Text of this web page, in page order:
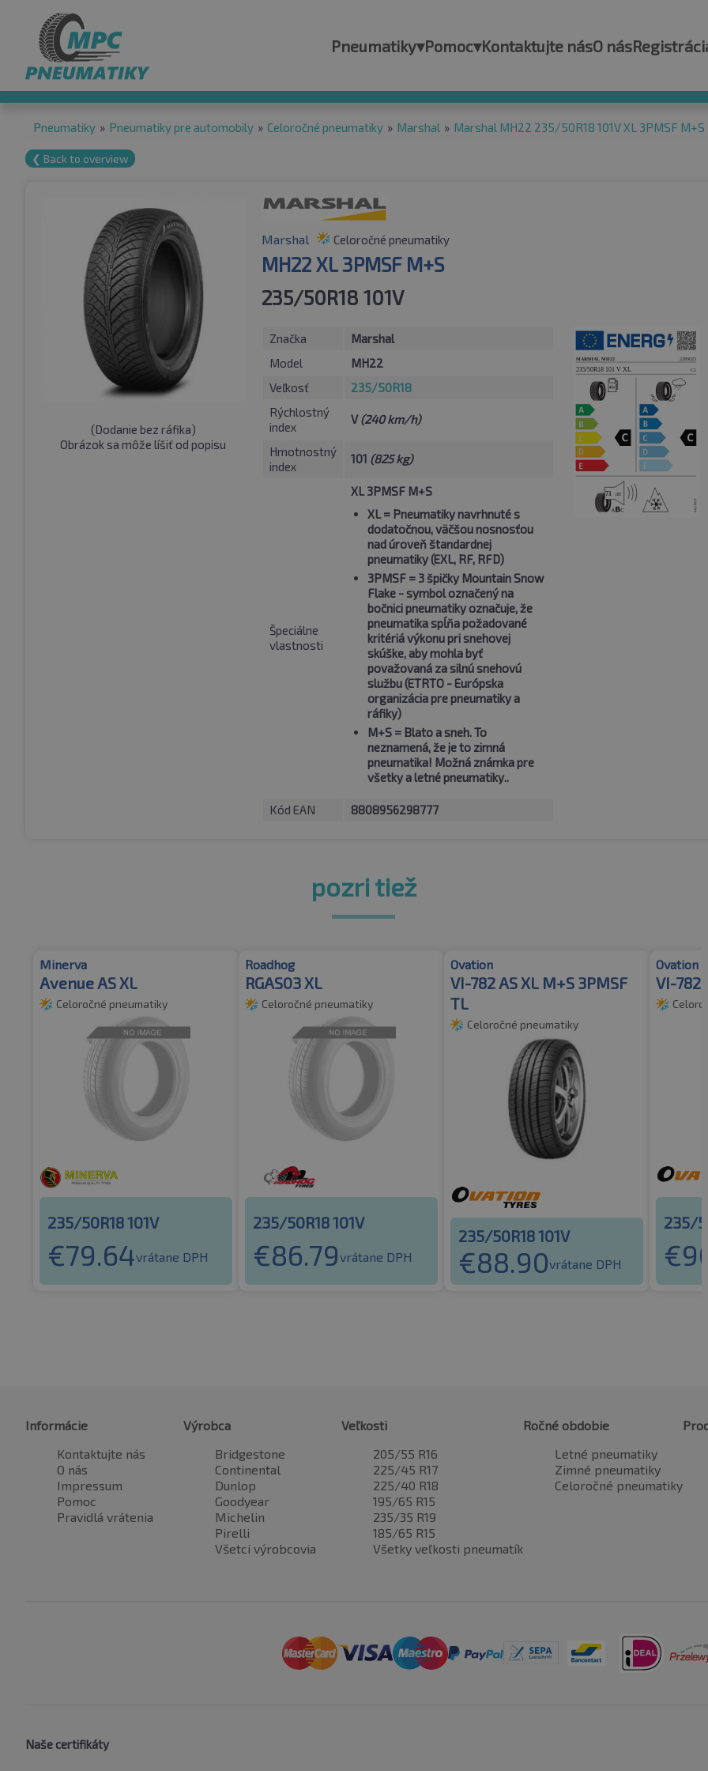
Pneumatiky▾Pomoc▾Kontaktujte násO nás
Pneumatiky » Pneumatiky pre automobily » Celoročné pneumatiky » Marshal » Marshal MH22 235/50R18 101V XL 3PMSF M+S
❮ Back to overview
(Dodanie bez ráfika)
Obrázok sa môže líšiť od popisu
Marshal Celoročné pneumatiky
MH22 XL 3PMSF M+S
235/50R18 101V
Značka
Marshal
Model
MH22
Veľkosť
235/50R18
Rýchlostný
index
V(240 km/h)
Hmotnostný
index
101 (825 kg)
Špeciálne
vlastnosti
XL 3PMSF M+S
XL= Pneumatiky navrhnuté s
dodatočnou, väčšou nosnosťou
nad úroveň štandardnej
pneumatiky (EXL, RF, RFD)
3PMSF= 3 špičky Mountain Snow
Flake - symbol označený na
bočnici pneumatiky označuje, že
pneumatika spĺňa požadované
kritériá výkonu pri snehovej
skúške, aby mohla byť
považovaná za silnú snehovú
službu (ETRTO - Európska
organizácia pre pneumatiky a
ráfiky)
M+S= Blato a sneh. To
neznamená, že je to zimná
pneumatika! Možná známka pre
všetky a letné pneumatiky..
Kód EAN 8808956298777
pozri tiež
Minerva
Avenue AS XL
Celoročné pneumatiky
235/50R18 101V
€79.64vrátane DPH
Roadhog
RGAS03 XL
Celoročné pneumatiky
235/50R18 101V
€86.79vrátane DPH
Ovation
VI-782 AS XL M+S 3PMSF
TL
Celoročné pneumatiky
235/50R18 101V
€88.90vrátane DPH
Ovation
VI-782
235/
€
Informácie
Kontaktujte nás
O nás
Impressum
Pomoc
Pravidlá vrátenia
Výrobca
Bridgestone
Continental
Dunlop
Goodyear
Michelin
Pirelli
Všetci výrobcovia
Veľkosti
205/55 R16
225/45 R17
225/40 R18
195/65 R15
235/35 R19
185/65 R15
Všetky veľkosti pneumatík
Ročné obdobie
Letné pneumatiky
Zimné pneumatiky
Celoročné pneumatiky
Naše certifikáty